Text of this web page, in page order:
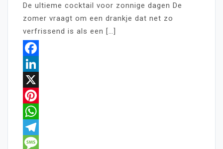
De ultieme cocktail voor zonnige dagen De
zomer vraagt om een drankje dat net zo
verfrissend is als een […]
Facebook
LinkedIn
X
Pinterest
WhatsApp
Telegram